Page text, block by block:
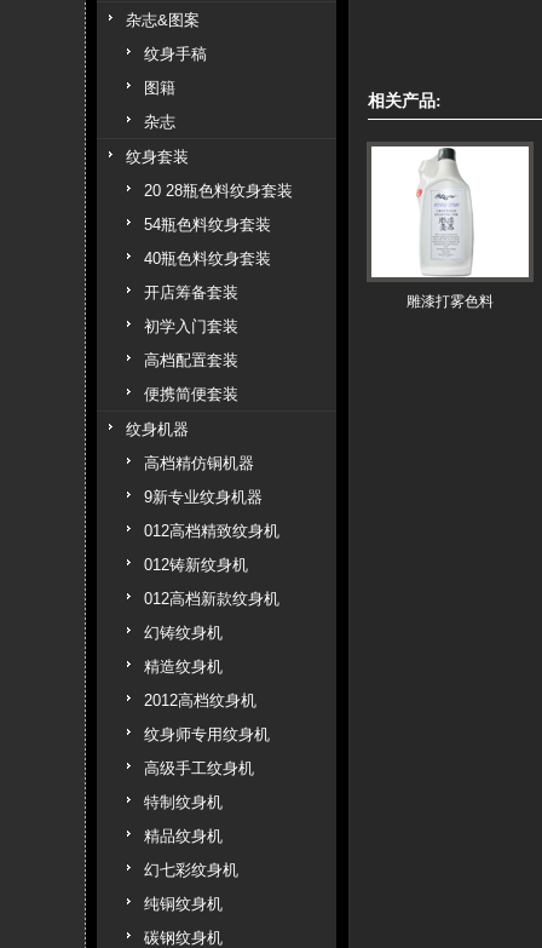
杂志&图案
纹身手稿
图籍
杂志
纹身套装
20 28瓶色料纹身套装
54瓶色料纹身套装
40瓶色料纹身套装
开店筹备套装
初学入门套装
高档配置套装
便携简便套装
纹身机器
高档精仿铜机器
9新专业纹身机器
012高档精致纹身机
012铸新纹身机
012高档新款纹身机
幻铸纹身机
精造纹身机
2012高档纹身机
纹身师专用纹身机
高级手工纹身机
特制纹身机
精品纹身机
幻七彩纹身机
纯铜纹身机
碳钢纹身机
相关产品:
雕漆打雾色料